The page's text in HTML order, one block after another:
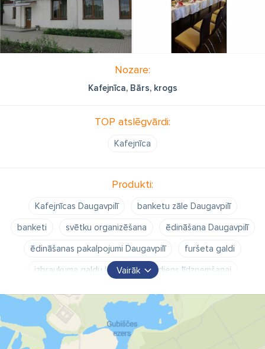
Nozare:
Kafejnīca, Bārs, krogs
TOP atslēgvārdi:
Kafejnīca
Produkti:
Kafejnīcas Daugavpilī
banketu zāle Daugavpilī
banketi
svētku organizēšana
ēdināšana Daugavpilī
ēdināšanas pakalpojumi Daugavpilī
furšeta galdi
izbraukuma galdu klāšana
ēdiens līdzņemšanai
galdu klāšana kāzām Daugavpilī
kāzu galdi Daugavpilī
izbraukuma banketu organizēšana Daugavpilī
Vairāk